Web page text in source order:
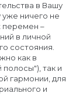
в Вашу
уже ничего не
перемен –
в личной
состояния.
как в
так и
гармонии, для
и